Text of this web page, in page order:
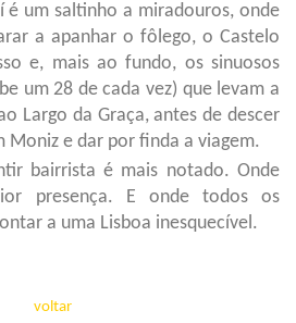
é um saltinho a miradouros, onde
a apanhar o fôlego, o Castelo
e, mais ao fundo, os sinuosos
um 28 de cada vez) que levam a
Largo da Graça, antes de descer
e dar por finda a viagem.
bairrista é mais notado. Onde
presença. E onde todos os
a uma Lisboa inesquecível.
voltar